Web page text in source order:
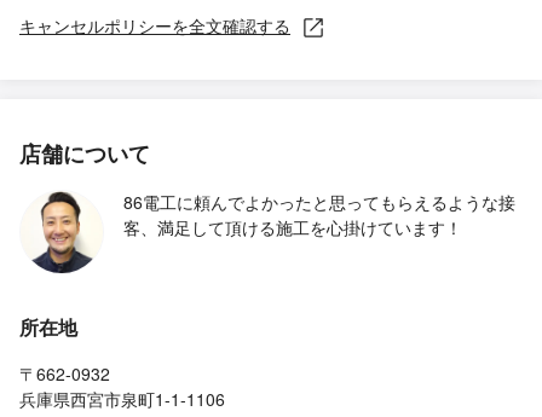
キャンセルポリシーを全文確認する
店舗について
86電工に頼んでよかったと思ってもらえるような接
客、満足して頂ける施工を心掛けています！
所在地
〒662-0932
兵庫県西宮市泉町1-1-1106